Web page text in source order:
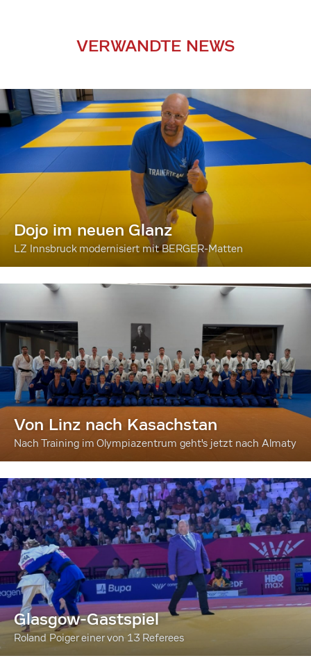
VERWANDTE NEWS
Dojo im neuen Glanz
LZ Innsbruck modernisiert mit BERGER-Matten
Von Linz nach Kasachstan
Nach Training im Olympiazentrum geht's jetzt nach Almaty
Glasgow-Gastspiel
Roland Poiger einer von 13 Referees